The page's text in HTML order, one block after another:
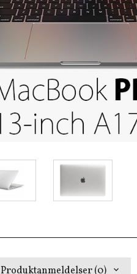
Produktanmeldelser (0)